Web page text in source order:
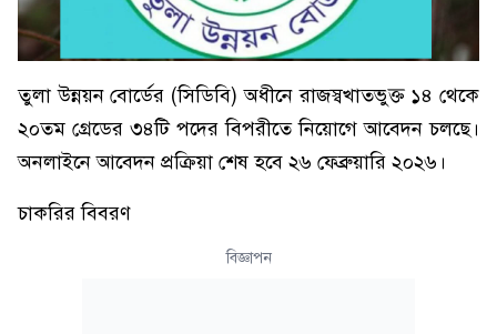
তুলা উন্নয়ন বোর্ডের (সিডিবি) অধীনে রাজস্বখাতভুক্ত ১৪ থেকে
২০তম গ্রেডের ৩৪টি পদের বিপরীতে নিয়োগে আবেদন চলছে।
অনলাইনে আবেদন প্রক্রিয়া শেষ হবে ২৬ ফেব্রুয়ারি ২০২৬।
চাকরির বিবরণ
বিজ্ঞাপন